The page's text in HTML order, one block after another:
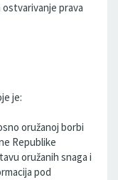
prava
je:
oružanoj borbi
Republike
oružanih snaga i
pod